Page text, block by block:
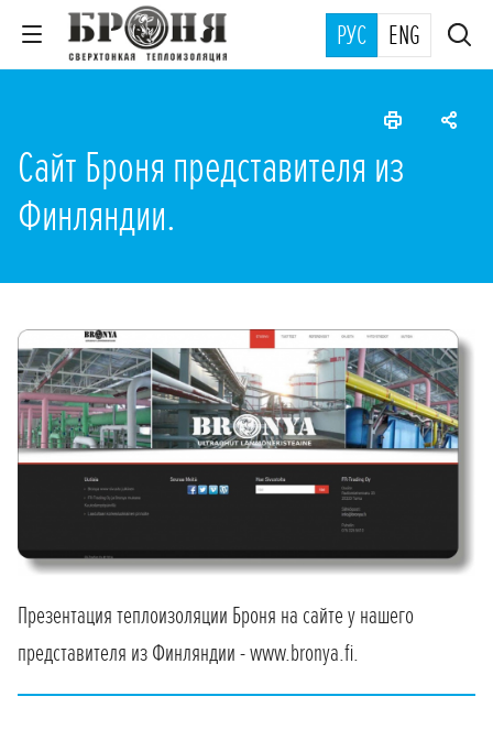
РУС ENG
Сайт Броня представителя из
Финляндии.
Презентация теплоизоляции Броня на сайте у нашего
представителя из Финляндии - www.bronya.fi.